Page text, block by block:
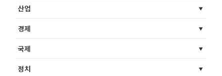
산업
경제
국제
정치